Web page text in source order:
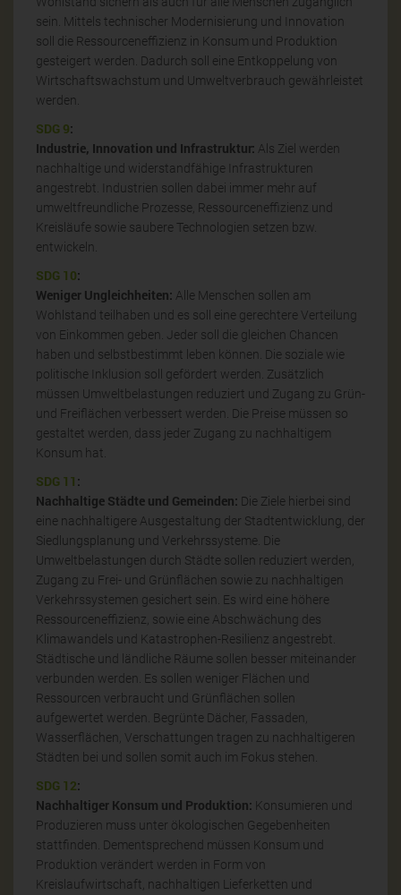
sein. Mittels technischer Modernisierung und Innovation
soll die Ressourceneffizienz in Konsum und Produktion
gesteigert werden. Dadurch soll eine Entkoppelung von
Wirtschaftswachstum und Umweltverbrauch gewährleistet
werden.
SDG 9:
Industrie, Innovation und Infrastruktur: Als Ziel werden
nachhaltige und widerstandfähige Infrastrukturen
angestrebt. Industrien sollen dabei immer mehr auf
umweltfreundliche Prozesse, Ressourceneffizienz und
Kreisläufe sowie saubere Technologien setzen bzw.
entwickeln.
SDG 10:
Weniger Ungleichheiten: Alle Menschen sollen am
Wohlstand teilhaben und es soll eine gerechtere Verteilung
von Einkommen geben. Jeder soll die gleichen Chancen
haben und selbstbestimmt leben können. Die soziale wie
politische Inklusion soll gefördert werden. Zusätzlich
müssen Umweltbelastungen reduziert und Zugang zu Grün-
und Freiflächen verbessert werden. Die Preise müssen so
gestaltet werden, dass jeder Zugang zu nachhaltigem
Konsum hat.
SDG 11 :
Nachhaltige Städte und Gemeinden: Die Ziele hierbei sind
eine nachhaltigere Ausgestaltung der Stadtentwicklung, der
Siedlungsplanung und Verkehrssysteme. Die
Umweltbelastungen durch Städte sollen reduziert werden,
Zugang zu Frei- und Grünflächen sowie zu nachhaltigen
Verkehrssystemen gesichert sein. Es wird eine höhere
Ressourceneffizienz, sowie eine Abschwächung des
Klimawandels und Katastrophen-Resilienz angestrebt.
Städtische und ländliche Räume sollen besser miteinander
verbunden werden. Es sollen weniger Flächen und
Ressourcen verbraucht und Grünflächen sollen
aufgewertet werden. Begrünte Dächer, Fassaden,
Wasserflächen, Verschattungen tragen zu nachhaltigeren
Städten bei und sollen somit auch im Fokus stehen.
SDG 12:
Nachhaltiger Konsum und Produktion: Konsumieren und
Produzieren muss unter ökologischen Gegebenheiten
stattfinden. Dementsprechend müssen Konsum und
Produktion verändert werden in Form von
Kreislaufwirtschaft, nachhaltigen Lieferketten und